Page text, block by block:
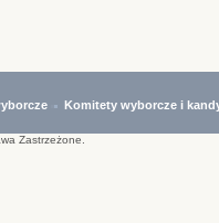
Komitety wyborcze i
Zastrzeżone.